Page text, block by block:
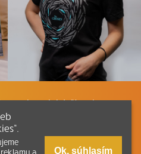
Liturgické čítania
Katechizmus
a
Ok, súhlasím